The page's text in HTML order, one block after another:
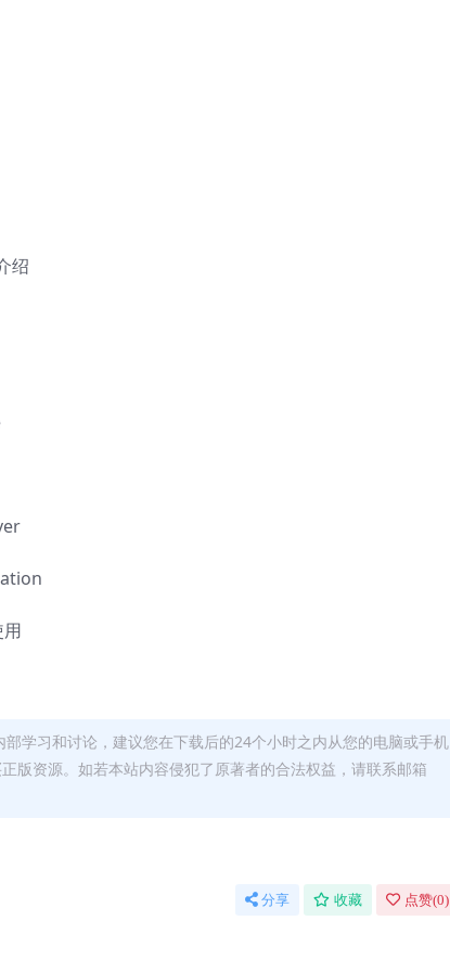
绍
学习和讨论，建议您在下载后的24个小时之内从您的电脑或手机
版资源。如若本站内容侵犯了原著者的合法权益，请联系邮箱
分享 收藏 点赞(0)